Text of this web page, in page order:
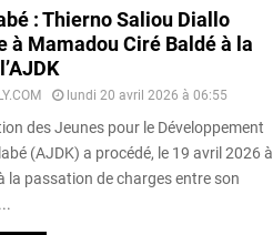
: Thierno Saliou Diallo
à Mamadou Ciré Baldé à la
lundi 20 avril 2026 à 06:55
des Jeunes pour le Développement
(AJDK) a procédé, le 19 avril 2026 à
la passation de charges entre son